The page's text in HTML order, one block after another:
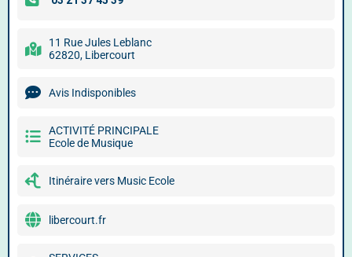
11 Rue Jules Leblanc
62820, Libercourt
Avis Indisponibles
ACTIVITÉ PRINCIPALE
Ecole de Musique
Itinéraire vers Music Ecole
libercourt.fr